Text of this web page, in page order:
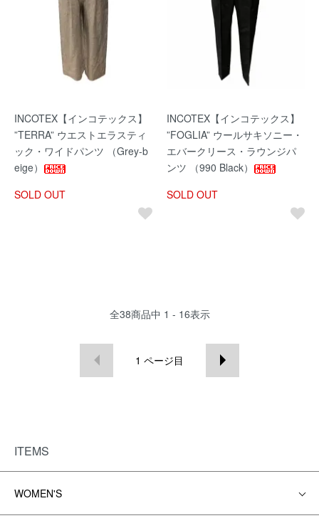
INCOTEX【インコテックス】
”TERRA” ウエストエラスティ
ック・ワイドパンツ （Grey-b
eige）
SOLD OUT
INCOTEX【インコテックス】
”FOGLIA” ウールサキソニー・
エバークリース・ラウンジパ
ンツ （990 Black）
SOLD OUT
全38商品中 1 - 16表示
1 ページ目
ITEMS
WOMEN'S